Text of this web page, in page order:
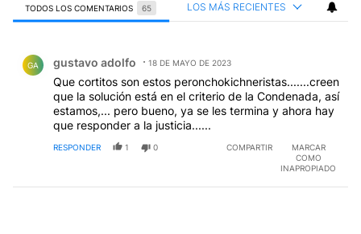
TODOS LOS COMENTARIOS 65 LOS MÁS RECIENTES
GA gustavo adolfo 18 DE MAYO DE 2023
Que cortitos son estos peronchokichneristas.......creen
que la solución está en el criterio de la Condenada, así
estamos,... pero bueno, ya se les termina y ahora hay
que responder a la justicia......
RESPONDER 1 0 COMPARTIR
MARCAR
COMO
INAPROPIADO